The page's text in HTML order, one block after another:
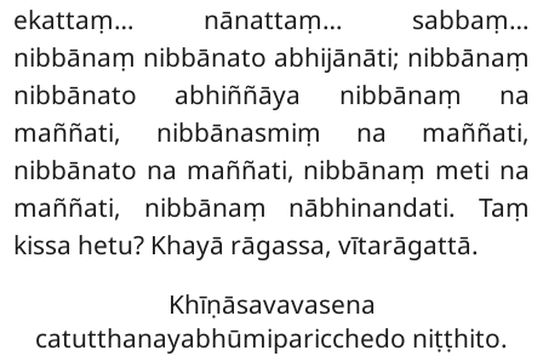
ekattaṃ… nānattaṃ… sabbaṃ…
nibbānaṃ nibbānato abhijānāti; nibbānaṃ
nibbānato abhiññāya nibbānaṃ na
maññati, nibbānasmiṃ na maññati,
nibbānato na maññati, nibbānaṃ meti na
maññati, nibbānaṃ nābhinandati. Taṃ
kissa hetu? Khayā rāgassa, vītarāgattā.
Khīṇāsavavasena
catutthanayabhūmiparicchedo niṭṭhito.